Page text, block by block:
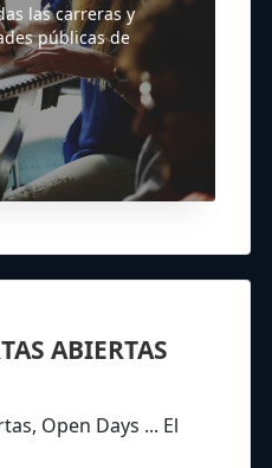
las carreras y
públicas de
ABIERTAS
Open Days ... El